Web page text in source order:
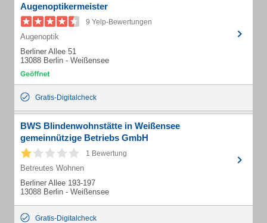
Augenoptikermeister
9 Yelp-Bewertungen
Augenoptik
Berliner Allee 51
13088 Berlin - Weißensee
Gratis-Digitalcheck
BWS Blindenwohnstätte in Weißensee
gemeinnützige Betriebs GmbH
1 Bewertung
Betreutes Wohnen
Berliner Allee 193-197
13088 Berlin - Weißensee
Gratis-Digitalcheck